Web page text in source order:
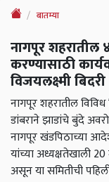
बातम्या
नागपूर शहरातील
करण्यासाठी
विजयलक्ष्मी बिदरी
नागपूर शहरातील
डांबराने झाडांचे बुंदे
नागपूर खंडपिठाच्या
यांच्या अध्यक्षतेखाली
असून या समितीची